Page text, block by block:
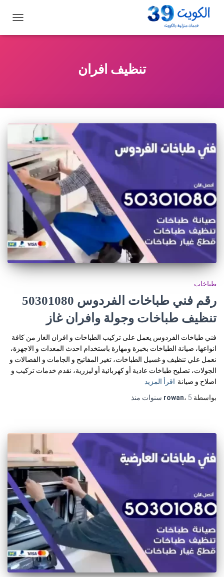
التنقل
تنظيف افران
طباخات
رقم فني طباخات الفردوس 50301080
تنظيف طباخات وجولة وافران غاز
فني طباخات الفردوس يعمل على تركيب الطباخات و افران الغاز من كافة
انواعها، صيانة الطباخات بخبرة ومهارة باستخدام احدث المعدات و الاجهزة،
نعمل علي تنظيف و غسيل الطباخات، تغير المفاتيح و الجامات و الفصالات و
الجولات، تصليح طباخات عادية أو كهربائية أو ليزرية، نقدم خدمات تركيب و
اصلاح و صيانة اقرأ المزيد
بواسطة
rowan، 5 سنوات منذ